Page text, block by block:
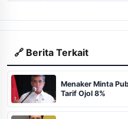
🔗 Berita Terkait
Menaker Minta
Tarif Ojol 8%